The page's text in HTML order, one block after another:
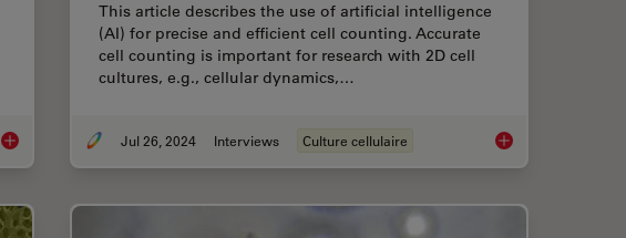
Leveraging AI for Efficient Analysis of Cell Transfection
This article describes the use of artificial intelligence
(AI) for precise and efficient cell counting. Accurate
cell counting is important for research with 2D cell
cultures, e.g., cellular dynamics,…
Jul 26, 2024 Interviews Culture cellulaire Precision and